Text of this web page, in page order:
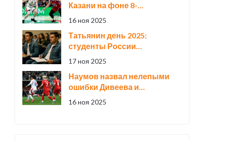
Казани на фоне 8-
матчевой победной серии
16 ноя 2025
Татьянин день 2025:
студенты России
отпразднуют 25 января с
17 ноя 2025
Наумов назвал нелепыми
ошибки Дивеева и
Бевеева, приведшие к
16 ноя 2025